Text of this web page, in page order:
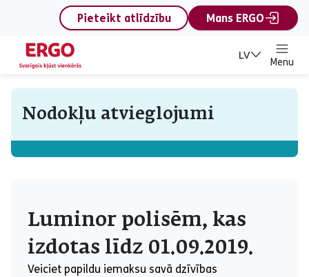
content
Pieteikt atlīdzību
Mans ERGO
LV
Menu
Nodokļu atvieglojumi
Luminor polisēm, kas
izdotas līdz 01.09.2019.
Veiciet papildu iemaksu savā dzīvības